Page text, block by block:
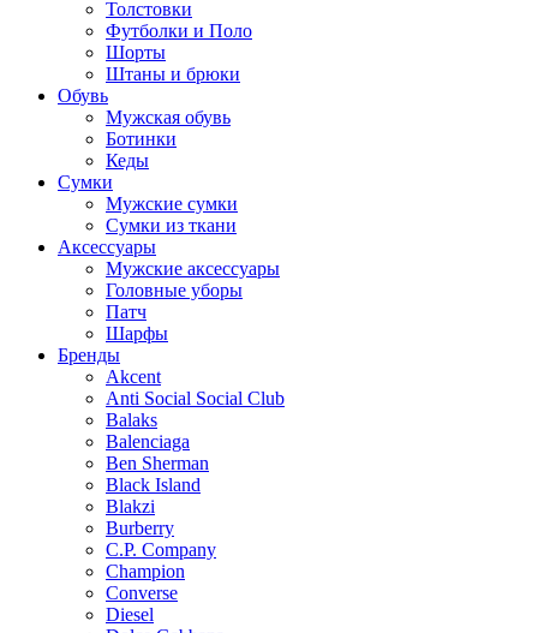
Толстовки
Футболки и Поло
Шорты
Штаны и брюки
Обувь
Мужская обувь
Ботинки
Кеды
Сумки
Мужские сумки
Сумки из ткани
Аксессуары
Мужские аксессуары
Головные уборы
Патч
Шарфы
Бренды
Akcent
Anti Social Social Club
Balaks
Balenciaga
Ben Sherman
Black Island
Blakzi
Burberry
C.P. Company
Champion
Converse
Diesel